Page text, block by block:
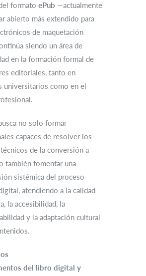
formato ePub —actualmente
abierto más extendido para
de maquetación
siendo un área de
en la formación formal de
editoriales, tanto en
universitarios como en el
no solo formar
capaces de resolver los
de la conversión a
también fomentar una
sistémica del proceso
atendiendo a la calidad
la accesibilidad, la
y la adaptación cultural
del libro digital y